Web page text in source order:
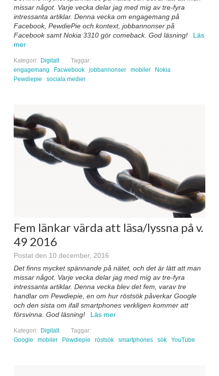
missar något. Varje vecka delar jag med mig av tre-fyra
intressanta artiklar. Denna vecka om engagemang på
Facebook, PewdiePie och kontext, jobbannonser på
Facebook samt Nokia 3310 gör comeback. God läsning!
Läs
mer
Kategori: Digitalt
Taggar:
engagemang
Facwebook jobbannonser mobiler
Nokia
Pewdiepie
sociala medier
Fem länkar värda att läsa/lyssna på v.
49 2016
Postat den 10 december, 2016
Det finns mycket spännande på nätet, och det är lätt att man
missar något. Varje vecka delar jag med mig av tre-fyra
intressanta artiklar. Denna vecka blev det fem, varav tre
handlar om Pewdiepie, en om hur röstsök påverkar Google
och den sista om ifall smartphones verkligen kommer att
försvinna. God läsning!
Läs mer
Kategori: Digitalt
Taggar:
Google
mobiler Pewdiepie röstsök smartphones sök YouTube